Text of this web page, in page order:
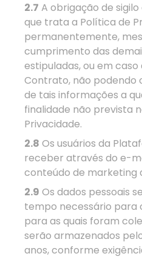
2.7 A obrigação de
que trata a Política de
permanentemente,
cumprimento das
estipuladas, ou em caso
Contrato, não podendo
de tais informações a
finalidade não prevista
Privacidade.
2.8 Os usuários da
receber através do e-
conteúdo de marketing
2.9 Os dados pessoais
tempo necessário para
para as quais foram
serão armazenados
anos, conforme